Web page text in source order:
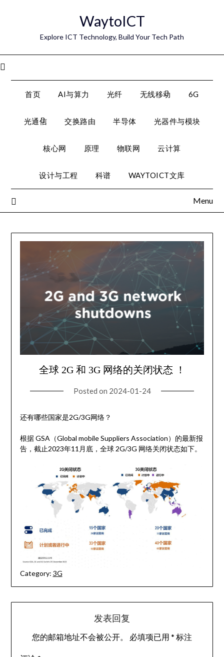
WaytoICT
Explore ICT Technology, Build Your Tech Path
首页 AI与算力 光纤 无线移动 6G
光通信 交换路由 半导体 光器件与模块
核心网 原理 物联网 云计算
设计与工程 科谱 WAYTOICT文库
Menu
全球 2G 和 3G 网络的关闭状态 ！
Posted on 2024-01-24
还有哪些国家是2G/3G网络？
根据 GSA（Global mobile Suppliers Association）的最新报
告，截止2023年11月底，全球 2G/3G 网络关闭状态如下。
Category: 3G
发表回复
您的邮箱地址不会被公开。 必填项已用 * 标注